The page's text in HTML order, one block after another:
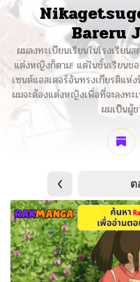
Bareru
ผมลงทะเบียนเรียนในโรงเรียน
แต่งหญิงก็ตาม! แต่ในชั้นเรียนข
เซนต์แอสเตอร์อันทรงเกียรติแห่
ผมจะต้องแต่งหญิงเพื่อที่จะลงทะ
ผมเป็นผู้